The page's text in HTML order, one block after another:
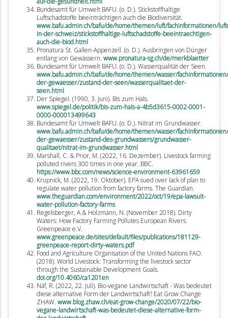
Bundesamt für Umwelt BAFU. (o. D.). Stickstoffhaltige
Luftschadstoffe beeinträchtigen auch die Biodiversität.
www.bafu.admin.ch/bafu/de/home/themen/luft/fachinformationen/
in-der-schweiz/stickstoffhaltige-luftschadstoffe-beeintraechtigen-
auch-die-biod.html
Pronatura St. Gallen-Appenzell. (o. D.). Ausbringen von Dünger
entlang von Gewässern. www.pronatura-sg.ch/de/merkblaetter
Bundesamt für Umwelt BAFU. (o. D.). Wasserqualität der Seen.
www.bafu.admin.ch/bafu/de/home/themen/wasser/
der-gewaesser/zustand-der-seen/wasserqualitaet-der-
seen.html
Der Spiegel. (1990, 3. Juni). Bis zum Hals.
www.spiegel.de/politik/bis-zum-hals-a-4b5d3615-0002-0001-
0000-000013499643
Bundesamt für Umwelt BAFU. (o. D.). Nitrat im Grundwasser.
www.bafu.admin.ch/bafu/de/home/themen/wasser/
der-gewaesser/zustand-des-grundwassers/grundwasser-
qualitaet/nitrat-im-grundwasser.html
Marshall, C. & Prior, M. (2022, 16. Dezember). Livestock farming
polluted rivers 300 times in one year. BBC.
https://www.bbc.com/news/science-environment-63961659
Krupnick, M. (2022, 19. Oktober). EPA sued over lack of plan to
regulate water pollution from factory farms. The Guardian.
www.theguardian.com/environment/2022/oct/19/epa-lawsuit-
water-pollution-factory-farms
Regelsberger, A.& Holzmann, N. (November 2018). Dirty
Waters: How Factory Farming Pollutes European Rivers.
Greenpeace e.V.
www.greenpeace.de/sites/default/files/publications/181129-
greenpeace-report-dirty-waters.pdf
Food and Agriculture Organisation of the United Nations FAO.
(2018). World Livestock: Transforming the livestock sector
through the Sustainable Development Goals.
doi.org/10.4060/ca1201en
Näf, R. (2022, 22. Juli). Bio-vegane Landwirtschaft - Was bedeutet
diese alternative Form der Landwirtschaft? Eat Grow Change
ZHAW. www.blog.zhaw.ch/eat-grow-change/2020/07/22/bio-
vegane-landwirtschaft-was-bedeutet-diese-alternative-form-